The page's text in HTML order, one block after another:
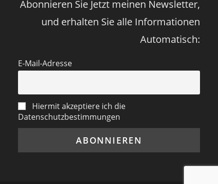
Abonnieren Sie Jetzt meinen Newsletter,
und erhalten Sie alle Informationen
Automatisch:
E-Mail-Adresse
Hiermit akzeptiere ich die
Datenschutzbestimmungen